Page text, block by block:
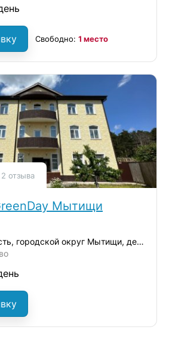
Свободно: 1 место
2 отзыва
Мытищи
Московская область, городской округ Мытищи, деревня Ульянково, ул. Окольная